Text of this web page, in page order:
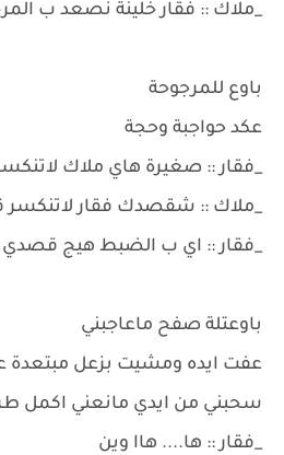
_ملاك :: فقار خلينة نصعد ب
باوع للمرجوحة
عكد حواجبة وحجة
_فقار :: صغيرة هاي ملاك
_ملاك :: شقصدك فقار لاتنكسر
_فقار :: اي ب الضبط هيج قصدي
باوعتلة صفح ماعاجبني
عفت ايده ومشيت بزعل مبتعدة
سحبني من ايدي مانعني اكمل
_فقار :: ها.... هاا وين